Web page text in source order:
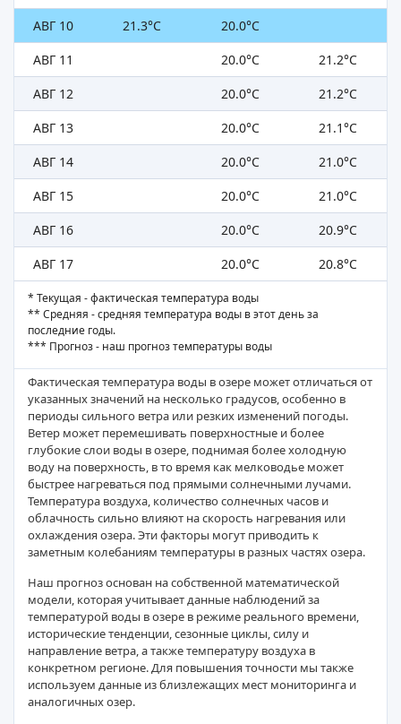
АВГ 10 21.3°C
20.0°C
АВГ 11
20.0°C
21.2°C
АВГ 12
20.0°C
21.2°C
АВГ 13
20.0°C
21.1°C
АВГ 14
20.0°C
21.0°C
АВГ 15
20.0°C
21.0°C
АВГ 16
20.0°C
20.9°C
АВГ 17
20.0°C 20.8°C
* Текущая - фактическая температура воды
** Средняя - средняя температура воды в этот день за
последние годы.
*** Прогноз - наш прогноз температуры воды
Фактическая температура воды в озере может отличаться от
указанных значений на несколько градусов, особенно в
периоды сильного ветра или резких изменений погоды.
Ветер может перемешивать поверхностные и более
глубокие слои воды в озере, поднимая более холодную
воду на поверхность, в то время как мелководье может
быстрее нагреваться под прямыми солнечными лучами.
Температура воздуха, количество солнечных часов и
облачность сильно влияют на скорость нагревания или
охлаждения озера. Эти факторы могут приводить к
заметным колебаниям температуры в разных частях озера.
Наш прогноз основан на собственной математической
модели, которая учитывает данные наблюдений за
температурой воды в озере в режиме реального времени,
исторические тенденции, сезонные циклы, силу и
направление ветра, а также температуру воздуха в
конкретном регионе. Для повышения точности мы также
используем данные из близлежащих мест мониторинга и
аналогичных озер.